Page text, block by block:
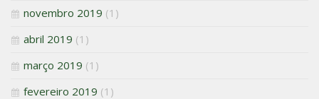
novembro 2019 (1)
abril 2019 (1)
março 2019 (1)
fevereiro 2019 (1)